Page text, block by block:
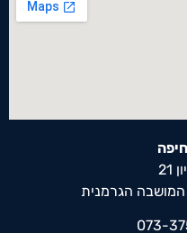
הגרמנית